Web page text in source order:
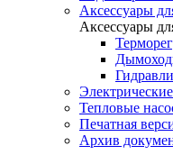
Аксессуары
Аксессуары
Тепловые
Печатная
Архив